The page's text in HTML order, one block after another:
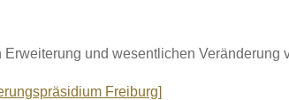
und wesentlichen Veränderung
Freiburg]